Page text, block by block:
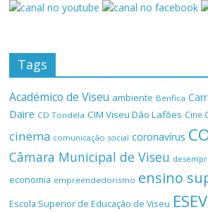
Tags
Académico de Viseu ambiente Benfica
Daire CD Tondela CIM Viseu Dão Lafões Cine
cinema comunicação social coronavírus
Câmara Municipal de Viseu
economia empreendedorismo ensino
Escola Superior de Educação de Viseu ESEV